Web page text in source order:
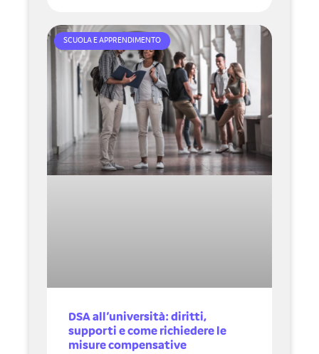
SCUOLA E APPRENDIMENTO
DSA all’università: diritti,
supporti e come richiedere le
misure compensative